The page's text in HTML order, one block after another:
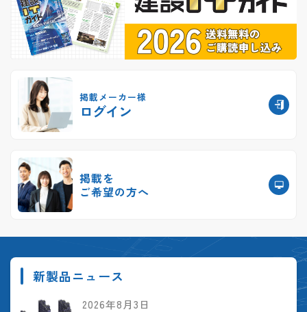
掲載メーカー様
ログイン
掲載を
ご希望の方へ
新製品ニュース
2026年8月3日